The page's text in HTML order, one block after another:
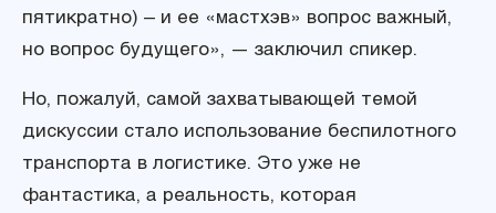
пятикратно) – и ее «мастхэв» вопрос важный,
но вопрос будущего», — заключил спикер.
Но, пожалуй, самой захватывающей темой
дискуссии стало использование беспилотного
транспорта в логистике. Это уже не
фантастика, а реальность, которая